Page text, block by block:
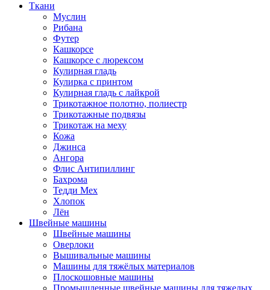
Ткани
Муслин
Рибана
Футер
Кашкорсе
Кашкорсе с люрексом
Кулирная гладь
Кулирка с принтом
Кулирная гладь с лайкрой
Трикотажное полотно, полиестр
Трикотажные подвязы
Трикотаж на меху
Кожа
Джинса
Ангора
Флис Антипиллинг
Бахрома
Тедди Мех
Хлопок
Лён
Швейные машины
Швейные машины
Оверлоки
Вышивальные машины
Машины для тяжёлых материалов
Плоскошовные машины